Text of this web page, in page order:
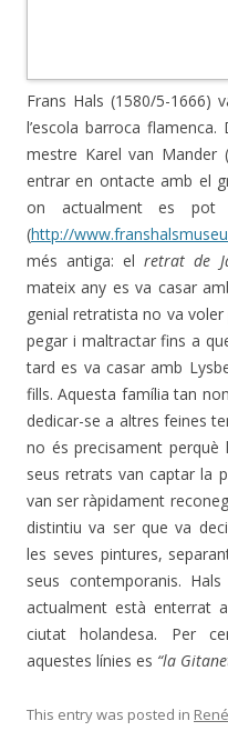
Frans Hals (1580/5-1666)
l’escola barroca
mestre Karel van Mander
entrar en ontacte amb el
on actualment es pot
(http://
més antiga: elretrat de
mateix any es va casar
genial retratista no va
pegar i maltractar fins a
tard es va casar amb
fills. Aquesta família tan
dedicar-se a altres feines
no és precisament
seus retrats van captar la
van ser ràpidament
distintiu va ser que va
les seves pintures,
seus contemporanis.
actualment està enterrat
ciutat holandesa. Per
aquestes línies es “la
This entry was posted in